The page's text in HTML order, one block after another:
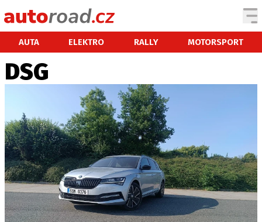
AUTA ELEKTRO RALLY MOTORSPORT
AUTA
NOVINKY
EKO
SPY
HISTORIE
ZAJÍMAVOSTI
TECHNIKA
EKONOMIKA
ČESKÝ TRH
DSG